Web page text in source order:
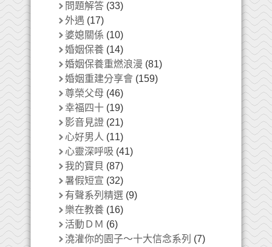
問題解答 (33)
外遇 (17)
婆媳關係 (10)
婚姻保養 (14)
婚姻保養重燃浪漫 (81)
婚姻重建分享會 (159)
尊榮父母 (46)
幸福四十 (19)
影音見證 (21)
心好男人 (11)
心靈深呼吸 (41)
我的寶貝 (87)
暑假短宣 (32)
有聲系列精選 (9)
樂在教養 (16)
活動ＤＭ (6)
澆灌你的園子～十大信念系列 (7)